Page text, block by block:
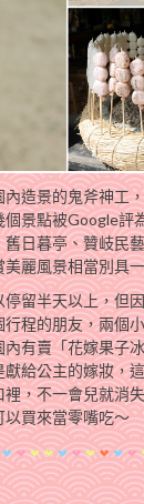
造景的鬼斧神工
景點被Google評
日暮亭、贊岐民
麗風景相當別具
留半天以上，但
程的朋友，兩個
有賣「花嫁果子
給公主的嫁妝，
，不一會兒就消
買來當零嘴吃～